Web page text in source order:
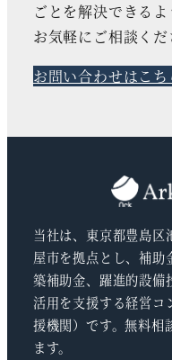
ごとを解決できる
お気軽にご相談くだ
お問い合わせはこち
当社は、東京都豊島
屋市を拠点とし、補
築補助金、躍進的設備
活用を支援する経営コ
援機関）です。無料相
ます。